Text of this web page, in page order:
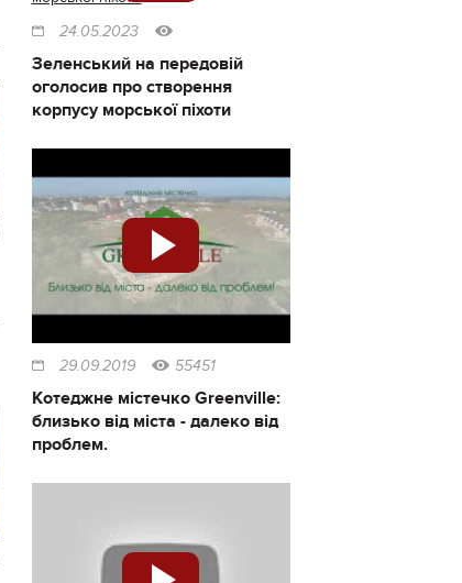
24.05.2023
Зеленський на передовій
оголосив про створення
корпусу морської піхоти
29.09.2019 55451
Котеджне містечко Greenville:
близько від міста - далеко від
проблем.